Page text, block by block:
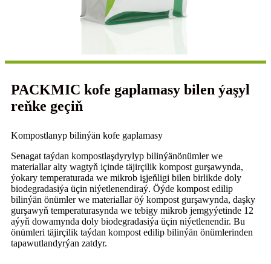
PACKMIC kofe gaplamasy bilen ýaşyl
reňke geçiň
Kompostlanyp bilinýän kofe gaplamasy
Senagat taýdan kompostlaşdyrylyp bilinýänönümler we
materiallar alty wagtyň içinde täjirçilik kompost gurşawynda,
ýokary temperaturada we mikrob işjeňligi bilen birlikde doly
biodegradasiýa üçin niýetlenendiraý. Öýde kompost edilip
bilinýän önümler we materiallar öý kompost gurşawynda, daşky
gurşawyň temperaturasynda we tebigy mikrob jemgyýetinde 12
aýyň dowamynda doly biodegradasiýa üçin niýetlenendir. Bu
önümleri täjirçilik taýdan kompost edilip bilinýän önümlerinden
tapawutlandyrýan zatdyr.